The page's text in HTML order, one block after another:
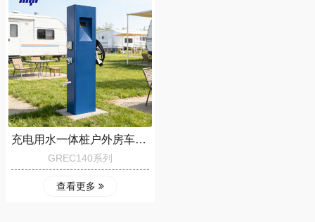
充电用水一体桩户外房车营地新能源水电桩GREC140
GREC140系列
查看更多